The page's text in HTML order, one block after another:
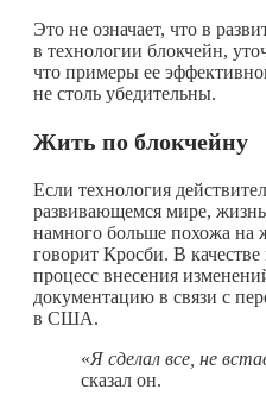
Это не означает, что в
в технологии блокчейн,
что примеры ее
не столь убедительны.
Жить по блокчейну
Если технология
развивающемся мире,
намного больше похожа на
говорит Кросби. В
процесс внесения
документацию в связи с
в США.
«Я сделал все, не
сказал он.